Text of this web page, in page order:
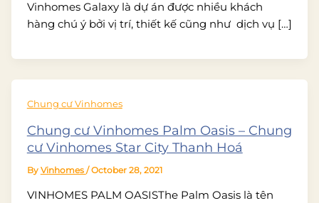
Vinhomes Galaxy là dự án được nhiều khách
hàng chú ý bởi vị trí, thiết kế cũng như dịch vụ […]
Chung cư Vinhomes
Chung cư Vinhomes Palm Oasis – Chung
cư Vinhomes Star City Thanh Hoá
By Vinhomes /October 28, 2021
VINHOMES PALM OASISThe Palm Oasis là tên